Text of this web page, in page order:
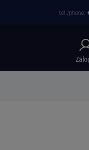
tel./phone: